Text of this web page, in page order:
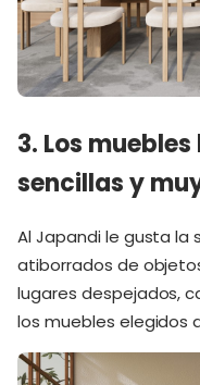
3. Los
sencillas y
Al Japandi le gusta la
atiborrados de
lugares despejados,
los muebles elegidos